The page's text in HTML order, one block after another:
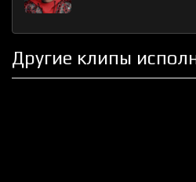
Другие клипы